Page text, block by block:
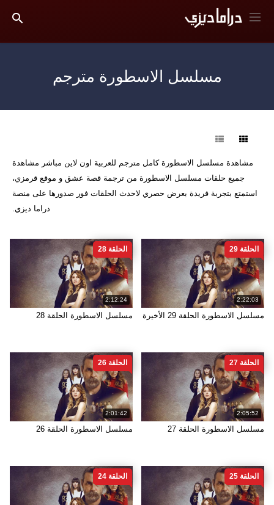
مسلسل الاسطورة مترجم
مشاهدة مسلسل الاسطورة كامل مترجم للعربية اون لاين مباشر مشاهدة
جميع حلقات مسلسل الاسطورة من ترجمة قصة عشق و موقع قرمزي،
استمتع بتجربة فريدة بعرض حصري لاحدث الحلقات فور صدورها على منصة
دراما ديزي.
2:22:03
الحلقة 29
مسلسل الاسطورة الحلقة 29 الأخيرة
2:12:24
الحلقة 28
مسلسل الاسطورة الحلقة 28
2:05:52
الحلقة 27
مسلسل الاسطورة الحلقة 27
2:01:42
الحلقة 26
مسلسل الاسطورة الحلقة 26
الحلقة 25 الحلقة 24